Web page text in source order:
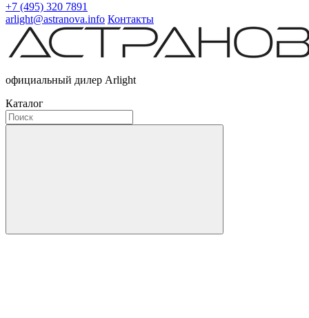
+7 (495) 320 7891
arlight@astranova.info Контакты
официальный дилер Arlight
Каталог